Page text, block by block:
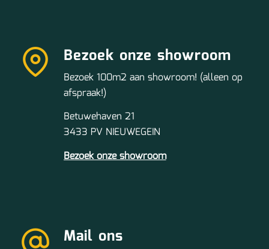
Bezoek onze showroom
Bezoek 100m2 aan showroom! (alleen op
afspraak!)
Betuwehaven 21
3433 PV NIEUWEGEIN
Bezoek onze showroom
Mail ons